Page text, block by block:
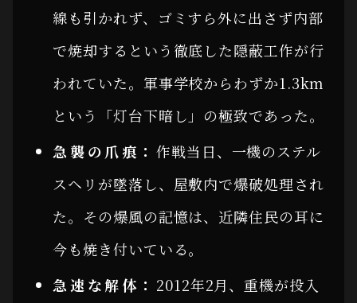
線も引かれず、ゴミすら外に出さず内部
で焼却するという徹底した隠蔽工作が行
われていた。軍事学校からわずか1.3km
という「灯台下暗し」の極致であった。
急襲の爪痕： 作戦当日、一機のステル
スヘリが墜落し、屋敷内で爆破処理され
た。その爆風の記憶は、近隣住民の耳に
今も焼き付いている。
急速な解体： 2012年2月、重機が投入